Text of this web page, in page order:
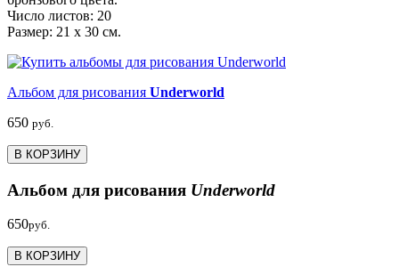
Число листов: 20
Размер: 21 х 30 см.
Альбом для рисования Underworld
650 руб.
В КОРЗИНУ
Альбом для рисования Underworld
650руб.
В КОРЗИНУ